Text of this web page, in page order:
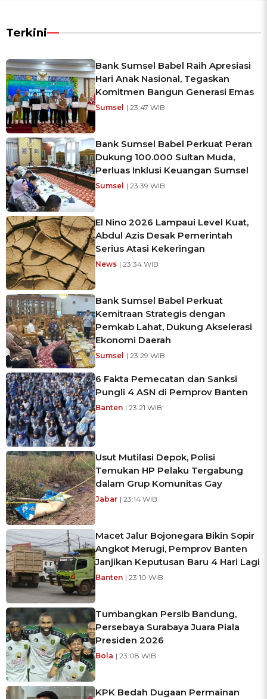
Terkini
Bank Sumsel Babel Raih Apresiasi
Hari Anak Nasional, Tegaskan
Komitmen Bangun Generasi Emas
Sumsel | 23:47 WIB
Bank Sumsel Babel Perkuat Peran
Dukung 100.000 Sultan Muda,
Perluas Inklusi Keuangan Sumsel
Sumsel | 23:39 WIB
El Nino 2026 Lampaui Level Kuat,
Abdul Azis Desak Pemerintah
Serius Atasi Kekeringan
News | 23:34 WIB
Bank Sumsel Babel Perkuat
Kemitraan Strategis dengan
Pemkab Lahat, Dukung Akselerasi
Ekonomi Daerah
Sumsel | 23:29 WIB
6 Fakta Pemecatan dan Sanksi
Pungli 4 ASN di Pemprov Banten
Banten | 23:21 WIB
Usut Mutilasi Depok, Polisi
Temukan HP Pelaku Tergabung
dalam Grup Komunitas Gay
Jabar | 23:14 WIB
Macet Jalur Bojonegara Bikin Sopir
Angkot Merugi, Pemprov Banten
Janjikan Keputusan Baru 4 Hari Lagi
Banten | 23:10 WIB
Tumbangkan Persib Bandung,
Persebaya Surabaya Juara Piala
Presiden 2026
Bola | 23:08 WIB
KPK Bedah Dugaan Permainan